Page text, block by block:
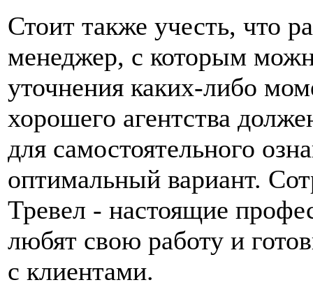
Стоит также учесть, что
менеджер, с которым
уточнения каких-либо
хорошего агентства
для самостоятельного
оптимальный вариант.
Тревел - настоящие
любят свою работу и
с клиентами.